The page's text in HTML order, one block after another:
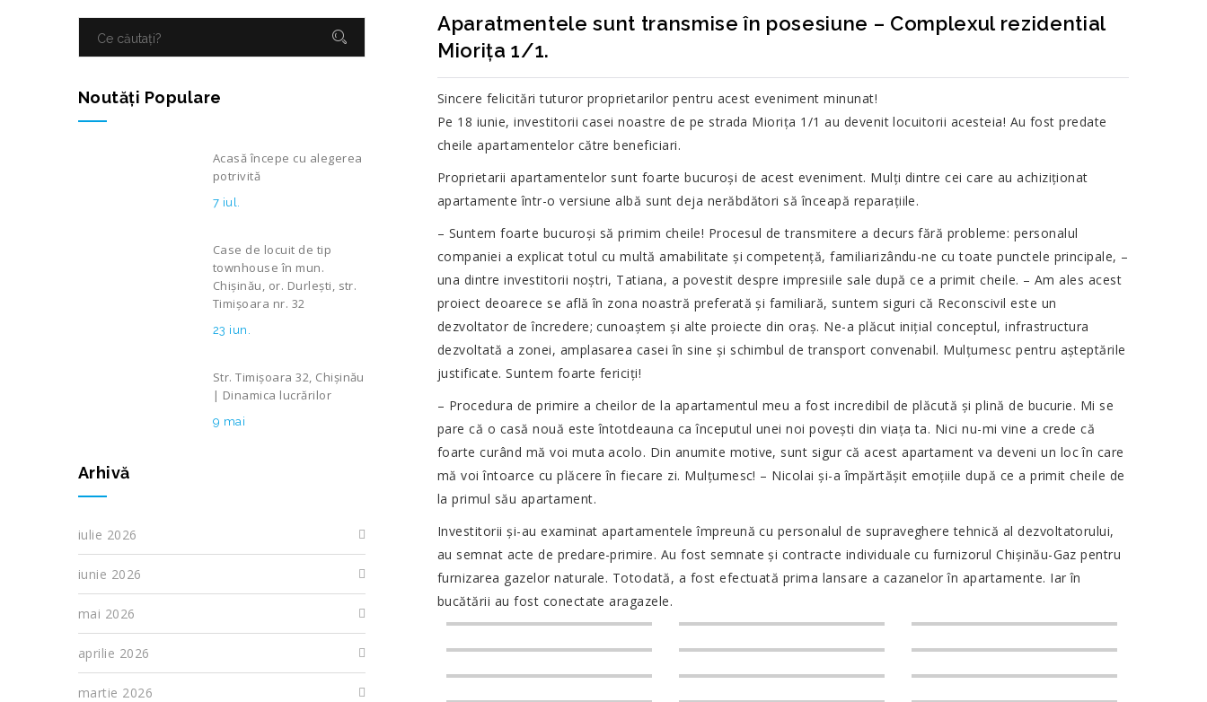
Noutăţi Populare
Acasă începe cu alegerea
potrivită
7 iul.
Case de locuit de tip
townhouse în mun.
Chișinău, or. Durlești, str.
Timișoara nr. 32
23 iun.
Str. Timișoara 32, Chișinău
| Dinamica lucrărilor
9 mai
Arhivă
iulie 2026
iunie 2026
mai 2026
aprilie 2026
martie 2026
21
IUN.
Aparatmentele sunt transmise în posesiune – Complexul rezidential
Miorița 1/1.
Sincere felicitări tuturor proprietarilor pentru acest eveniment minunat!
Pe 18 iunie, investitorii casei noastre de pe strada Miorița 1/1 au devenit locuitorii acesteia! Au fost predate
cheile apartamentelor către beneficiari.
Proprietarii apartamentelor sunt foarte bucuroși de acest eveniment. Mulți dintre cei care au achiziționat
apartamente într-o versiune albă sunt deja nerăbdători să înceapă reparațiile.
– Suntem foarte bucuroși să primim cheile! Procesul de transmitere a decurs fără probleme: personalul
companiei a explicat totul cu multă amabilitate și competență, familiarizându-ne cu toate punctele principale, –
una dintre investitorii noștri, Tatiana, a povestit despre impresiile sale după ce a primit cheile. – Am ales acest
proiect deoarece se află în zona noastră preferată și familiară, suntem siguri că Reconscivil este un
dezvoltator de încredere; cunoaștem și alte proiecte din oraș. Ne-a plăcut inițial conceptul, infrastructura
dezvoltată a zonei, amplasarea casei în sine și schimbul de transport convenabil. Mulțumesc pentru așteptările
justificate. Suntem foarte fericiți!
– Procedura de primire a cheilor de la apartamentul meu a fost incredibil de plăcută și plină de bucurie. Mi se
pare că o casă nouă este întotdeauna ca începutul unei noi povești din viața ta. Nici nu-mi vine a crede că
foarte curând mă voi muta acolo. Din anumite motive, sunt sigur că acest apartament va deveni un loc în care
mă voi întoarce cu plăcere în fiecare zi. Mulțumesc! – Nicolai și-a împărtășit emoțiile după ce a primit cheile de
la primul său apartament.
Investitorii și-au examinat apartamentele împreună cu personalul de supraveghere tehnică al dezvoltatorului,
au semnat acte de predare-primire. Au fost semnate și contracte individuale cu furnizorul Chișinău-Gaz pentru
furnizarea gazelor naturale. Totodată, a fost efectuată prima lansare a cazanelor în apartamente. Iar în
bucătării au fost conectate aragazele.